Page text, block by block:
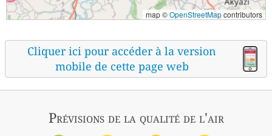
map ©OpenStreetMapcontributors
Cliquer ici pour accéder à la version
mobile de cette page web
Prévisionsde la qualité de l'air